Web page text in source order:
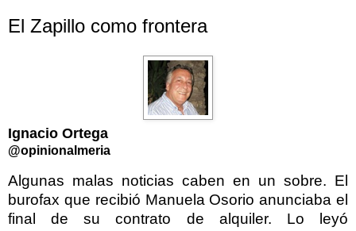
El Zapillo como frontera
Ignacio Ortega
@opinionalmeria
Algunas malas noticias caben en un sobre. El
burofax que recibió Manuela Osorio anunciaba el
final de su contrato de alquiler. Lo leyó